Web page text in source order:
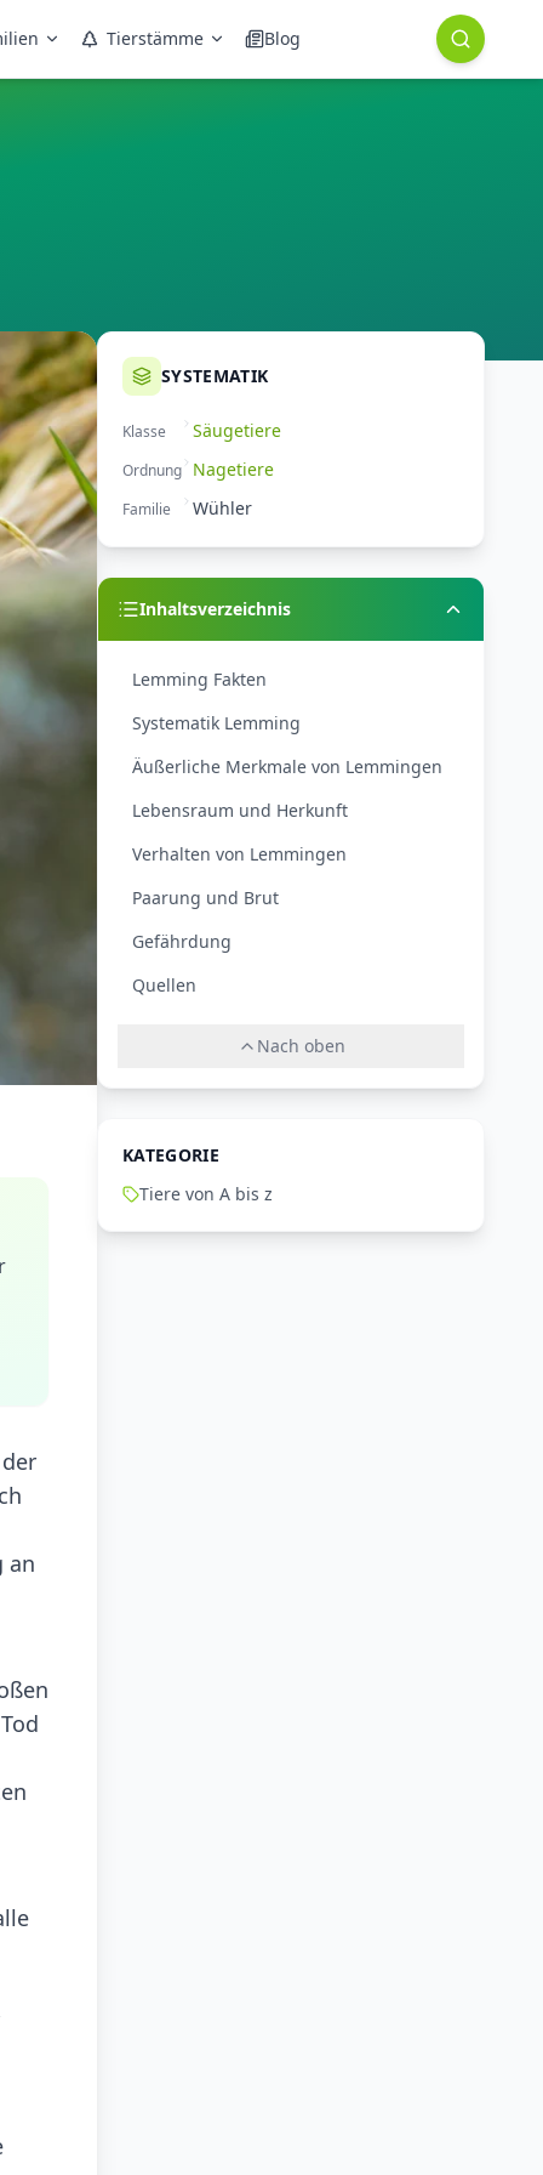
Tierstämme Blog
an
SYSTEMATIK
Klasse Säugetiere
Ordnung Nagetiere
Familie Wühler
Inhaltsverzeichnis
Lemming Fakten
Systematik Lemming
Äußerliche Merkmale von Lemmingen
Lebensraum und Herkunft
Verhalten von Lemmingen
Paarung und Brut
Gefährdung
Quellen
Nach oben
KATEGORIE
Tiere von A bis z